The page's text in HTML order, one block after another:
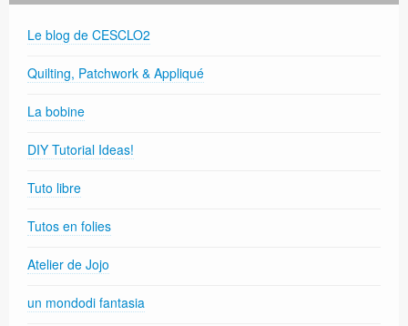
Le blog de CESCLO2
Quilting, Patchwork & Appliqué
La bobine
DIY Tutorial Ideas!
Tuto libre
Tutos en folies
Atelier de Jojo
un mondodi fantasia